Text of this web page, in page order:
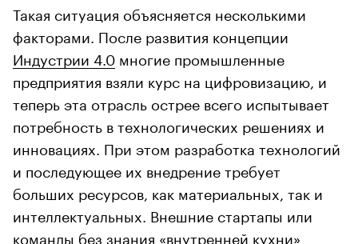
Такая ситуация объясняется несколькими
факторами. После развития концепции
Индустрии 4.0 многие промышленные
предприятия взяли курс на цифровизацию, и
теперь эта отрасль острее всего испытывает
потребность в технологических решениях и
инновациях. При этом разработка технологий
и последующее их внедрение требует
больших ресурсов, как материальных, так и
интеллектуальных. Внешние стартапы или
команды без знания «внутренней кухни»